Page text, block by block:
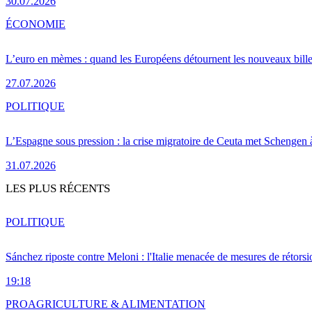
L’euro en mèmes : quand les Européens détournent les nouveaux
27.07.2026
ÉCONOMIE
L’Espagne sous pression : la crise migratoire de Ceuta met Schengen
31.07.2026
POLITIQUE
LES PLUS RÉCENTS
Sánchez riposte contre Meloni : l'Italie menacée de mesures de
19:18
POLITIQUE
PROAGRICULTURE & ALIMENTATION